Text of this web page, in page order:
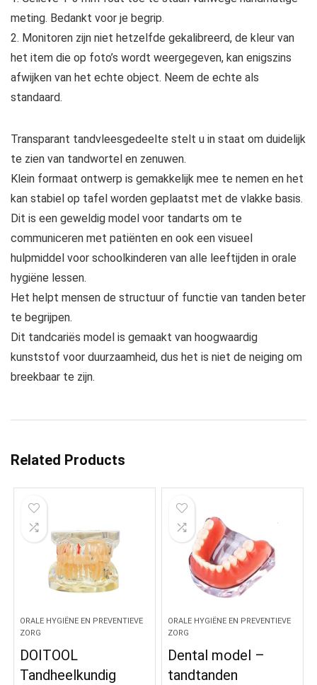
meting. Bedankt voor je begrip.
2. Monitoren zijn niet hetzelfde gekalibreerd, de kleur van
het item die op foto’s wordt weergegeven, kan enigszins
afwijken van het echte object. Neem de echte als
standaard.
Transparant tandvleesgedeelte stelt u in staat om duidelijk
te zien van tandwortel en zenuwen.
Klein formaat ontwerp is gemakkelijk mee te nemen en het
kan stabiel op tafel worden geplaatst met de vlakke basis.
Dit is een geweldig model voor tandarts om te
communiceren met patiënten en ook een visueel
hulpmiddel voor schoolkinderen van alle leeftijden in orale
hygiëne lessen.
Het helpt mensen de structuur of functie van tanden beter
te begrijpen.
Dit tandcariës model is gemaakt van hoogwaardig
kunststof voor duurzaamheid, dus het is niet de neiging om
breekbaar te zijn.
Related Products
ORALE HYGIËNE EN PREVENTIEVE
ZORG
DOITOOL
Tandheelkundig
ORALE HYGIËNE EN PREVENTIEVE
ZORG
Dental model –
tandtanden